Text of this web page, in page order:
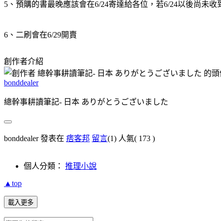
5、預購的書最晚應該會在6/24寄達給各位，若6/24以後尚未收
6、二刷會在6/29開賣
創作者介紹
bonddealer
總幹事耕讀筆記- 日本 ありがとうございました
bonddealer 發表在 痞客邦 留言(1) 人氣( 173 )
個人分類： 推理小說
▲top
載入更多